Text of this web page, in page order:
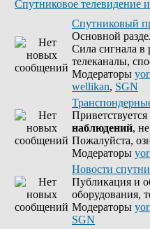
Спутниковое телевидение
Спутниковый
Основной
Сила сигнала в
телеканалы,
Модераторы
wellikan, SGN
наблюдений,
Пожалуйста,
Модераторы
Новости
Публикация и
оборудования,
Модераторы
SGN